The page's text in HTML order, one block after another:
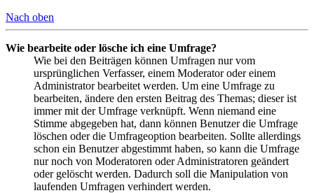
Nach oben
Wie bearbeite oder lösche ich eine Umfrage?
Wie bei den Beiträgen können Umfragen nur vom
ursprünglichen Verfasser, einem Moderator oder einem
Administrator bearbeitet werden. Um eine Umfrage zu
bearbeiten, ändere den ersten Beitrag des Themas; dieser ist
immer mit der Umfrage verknüpft. Wenn niemand eine
Stimme abgegeben hat, dann können Benutzer die Umfrage
löschen oder die Umfrageoption bearbeiten. Sollte allerdings
schon ein Benutzer abgestimmt haben, so kann die Umfrage
nur noch von Moderatoren oder Administratoren geändert
oder gelöscht werden. Dadurch soll die Manipulation von
laufenden Umfragen verhindert werden.